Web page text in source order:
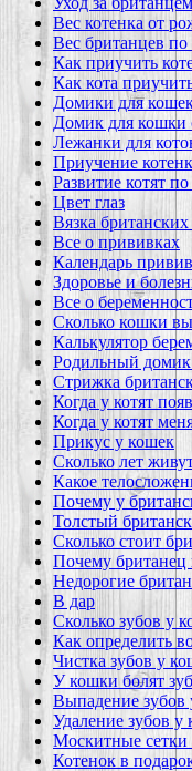
Вес котенка от
Вес британцев
Как приучить
Как кота
Домики для
Домик для кошки
Лежанки для
Приучение
Развитие котят
Цвет глаз
Вязка
Все о прививках
Календарь
Здоровье и
Все о
Сколько кошки
Калькулятор
Родильный
Стрижка
Когда у котят
Когда у котят
Прикус у кошек
Сколько лет
Какое
Почему у
Толстый
Сколько стоит
Почему
Недорогие
В дар
Сколько зубов у
Как определить
Чистка зубов у
У кошки болят
Выпадение зубов
Удаление зубов у
Москитные
Котенок в